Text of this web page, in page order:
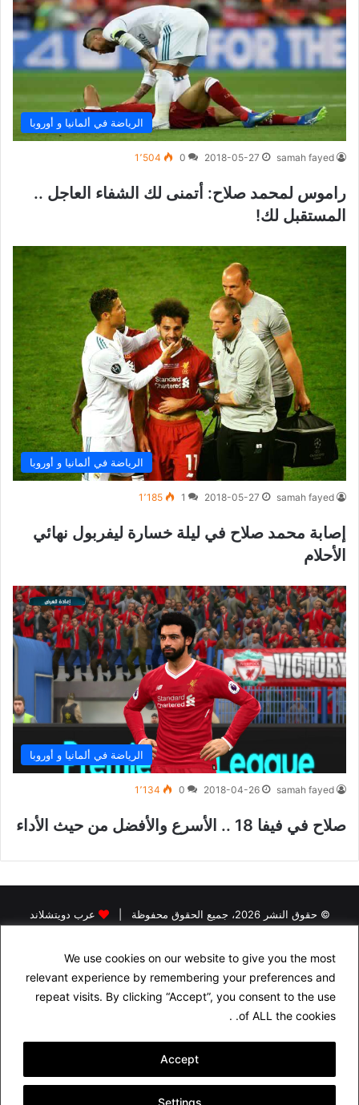
We use cookies on our website to give you the most
relevant experience by remembering your preferences and
repeat visits. By clicking “Accept”, you consent to the use
of ALL the cookies. .
Settings
Accept
الرياضة في ألمانيا و أوروبا
samah fayed
2018-05-27
0 1٬504
راموس لمحمد صلاح: أتمنى لك الشفاء العاجل ..
المستقبل لك!
الرياضة في ألمانيا و أوروبا
samah fayed
2018-05-27
1 1٬185
إصابة محمد صلاح في ليلة خسارة ليفربول نهائي
الأحلام
الرياضة في ألمانيا و أوروبا
samah fayed
2018-04-26
0 1٬134
صلاح في فيفا 18 .. الأسرع والأفضل من حيث الأداء
© حقوق النشر 2026، جميع الحقوق محفوظة |
عرب دويتشلاند
البحث عن سكن في المانيا
الجنسية الالمانية
الاقامة الدائمة في المانيا
التأمين في المانيا
الدراسة في المانيا
اسئلة شهادة السواقة الالمانية مجاناً باللغة العربية
سياسة الخصوصية
من نحن
فيسبوك